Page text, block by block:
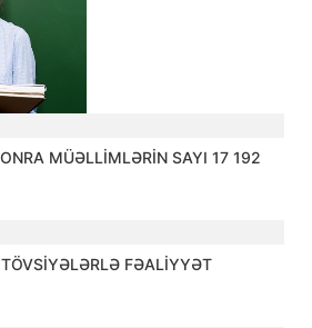
MÜƏLLİMLƏRİN SAYI 17 192
FƏALİYYƏT